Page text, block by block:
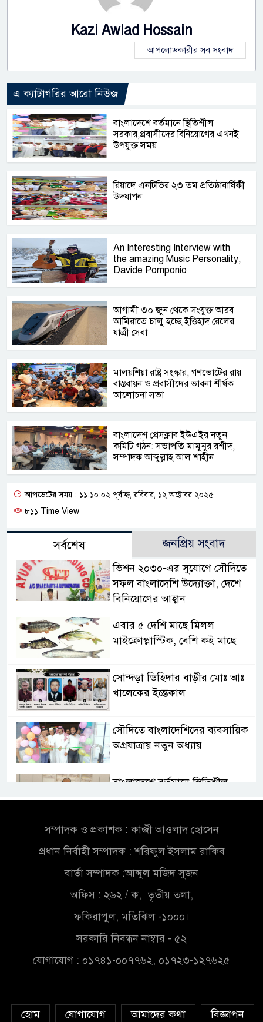
Kazi Awlad Hossain
আপলোডকারীর সব সংবাদ
এ ক্যাটাগরির আরো নিউজ
বাংলাদেশে বর্তমানে স্থিতিশীল
সরকার,প্রবাসীদের বিনিয়োগের এখনই
উপযুক্ত সময়
রিয়াদে এনটিভির ২৩ তম প্রতিষ্ঠাবার্ষিকী
উদযাপন
An Interesting Interview with
the amazing Music Personality,
Davide Pomponio
আগামী ৩০ জুন থেকে সংযুক্ত আরব
আমিরাতে চালু হচ্ছে ইত্তিহাদ রেলের
যাত্রী সেবা
মালয়শিয়া রাষ্ট্র সংস্কার, গণভোটের রায়
বাস্তবায়ন ও প্রবাসীদের ভাবনা শীর্ষক
আলোচনা সভা
বাংলাদেশ প্রেসক্লাব ইউএইর নতুন
কমিটি গঠন: সভাপতি মামুনুর রশীদ,
সম্পাদক আব্দুল্লাহ আল শাহীন
আপডেটের সময় : ১১:১০:০২ পূর্বাহ্ন, রবিবার, ১২ অক্টোবর ২০২৫
৮১১ Time View
সর্বশেষ জনপ্রিয় সংবাদ
ভিশন ২০৩০-এর সুযোগে সৌদিতে
সফল বাংলাদেশি উদ্যোক্তা, দেশে
বিনিয়োগের আহ্বান
এবার ৫ দেশি মাছে মিলল
মাইক্রোপ্লাস্টিক, বেশি কই মাছে
সোন্দড়া ডিহিদার বাড়ীর মোঃ আঃ
খালেকের ইন্তেকাল
সৌদিতে বাংলাদেশিদের ব্যবসায়িক
অগ্রযাত্রায় নতুন অধ্যায়
বাংলাদেশে বর্তমানে স্থিতিশীল
সরকার,প্রবাসীদের বিনিয়োগের
সরকার,প্রবাসীদের বিনিয়োগের
এখনই উপযুক্ত সময়
চাঁদপুরে মাটির নিচে গাঁজার ড্রাম,
মাদক কারবারি আটক
সংশোধনের দাবিতে ফরিদগঞ্জে
সম্পাদক ও প্রকাশক : কাজী আওলাদ হোসেন
প্রধান নির্বাহী সম্পাদক : শরিফুল ইসলাম রাকিব
বার্তা সম্পাদক :আব্দুল মজিদ সুজন
অফিস : ২৬২ / ক, তৃতীয় তলা,
ফকিরাপুল, মতিঝিল -১০০০।
সরকারি নিবন্ধন নাম্বার - ৫২
যোগাযোগ : ০১৭৪১-০০৭৭৬২, ০১৭২৩-১২৭৬২৫
হোম যোগাযোগ আমাদের কথা
বিজ্ঞাপন